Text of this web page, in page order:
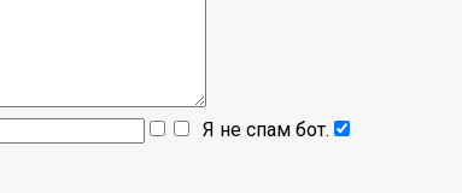
Я не спам бот.